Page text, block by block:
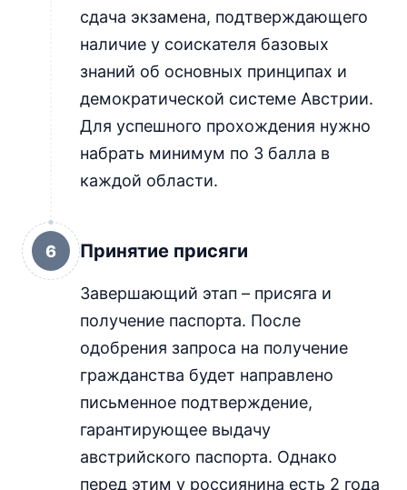
сдача экзамена, подтверждающего
наличие у соискателя базовых
знаний об основных принципах и
демократической системе Австрии.
Для успешного прохождения нужно
набрать минимум по 3 балла в
каждой области.
6 Принятие присяги
Завершающий этап – присяга и
получение паспорта. После
одобрения запроса на получение
гражданства будет направлено
письменное подтверждение,
гарантирующее выдачу
австрийского паспорта. Однако
перед этим у россиянина есть 2 года